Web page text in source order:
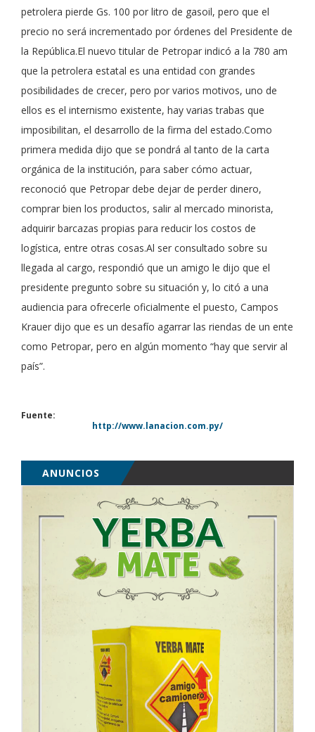
petrolera pierde Gs. 100 por litro de gasoil, pero que el
precio no será incrementado por órdenes del Presidente de
la República.El nuevo titular de Petropar indicó a la 780 am
que la petrolera estatal es una entidad con grandes
posibilidades de crecer, pero por varios motivos, uno de
ellos es el internismo existente, hay varias trabas que
imposibilitan, el desarrollo de la firma del estado.Como
primera medida dijo que se pondrá al tanto de la carta
orgánica de la institución, para saber cómo actuar,
reconoció que Petropar debe dejar de perder dinero,
comprar bien los productos, salir al mercado minorista,
adquirir barcazas propias para reducir los costos de
logística, entre otras cosas.Al ser consultado sobre su
llegada al cargo, respondió que un amigo le dijo que el
presidente pregunto sobre su situación y, lo citó a una
audiencia para ofrecerle oficialmente el puesto, Campos
Krauer dijo que es un desafío agarrar las riendas de un ente
como Petropar, pero en algún momento “hay que servir al
país”.
Fuente:
http://www.lanacion.com.py/
ANUNCIOS